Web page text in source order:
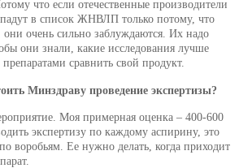
что если отечественные производители
в список ЖНВЛП только потому, что
они очень сильно заблуждаются. Их надо
они знали, какие исследования лучше
сравнить свой продукт.
Минздраву проведение экспертизы?
Моя примерная оценка – 400-600
экспертизу по каждому аспирину, это
воробьям. Ее нужно делать, когда приходит